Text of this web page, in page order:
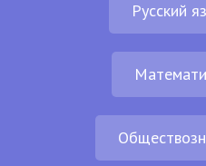
Русский